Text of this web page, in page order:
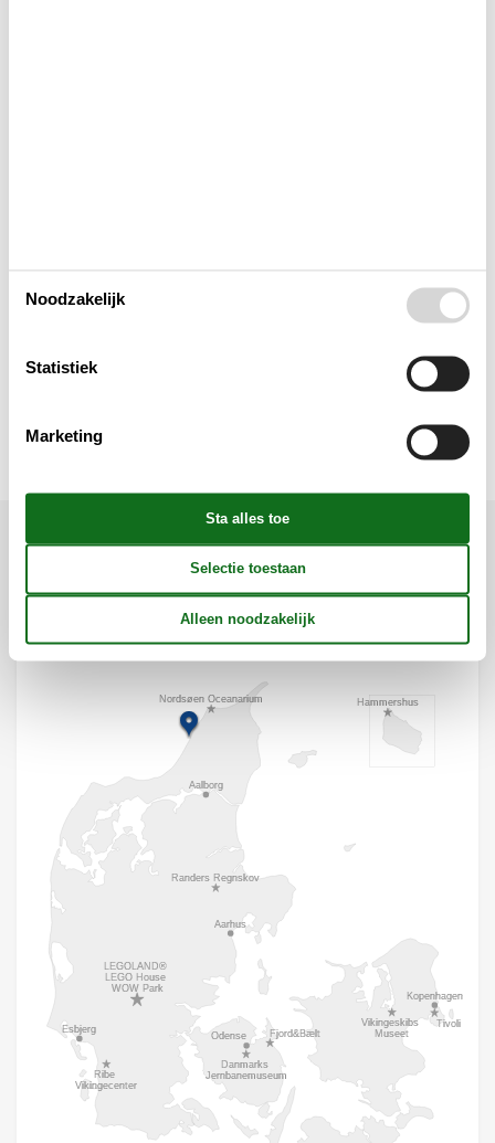
Toegang tot het vakantiehuis
Ligging & omgeving
Noodzakelijk
Statistiek
Marketing